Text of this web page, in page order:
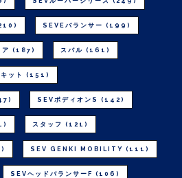
SEVEバランサー (199)
(187) スバル (161)
ット (151)
SEVボディオンS (142)
スタッフ (121)
SEV GENKI MOBILITY (111)
SEVヘッドバランサーF (106)